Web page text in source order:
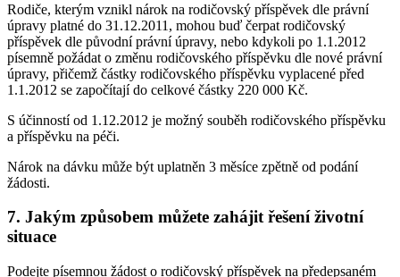
Rodiče, kterým vznikl nárok na rodičovský příspěvek dle právní
úpravy platné do 31.12.2011, mohou buď čerpat rodičovský
příspěvek dle původní právní úpravy, nebo kdykoli po 1.1.2012
písemně požádat o změnu rodičovského příspěvku dle nové právní
úpravy, přičemž částky rodičovského příspěvku vyplacené před
1.1.2012 se započítají do celkové částky 220 000 Kč.
S účinností od 1.12.2012 je možný souběh rodičovského příspěvku
a příspěvku na péči.
Nárok na dávku může být uplatněn 3 měsíce zpětně od podání
žádosti.
7. Jakým způsobem můžete zahájit řešení životní
situace
Podejte písemnou žádost o rodičovský příspěvek na předepsaném